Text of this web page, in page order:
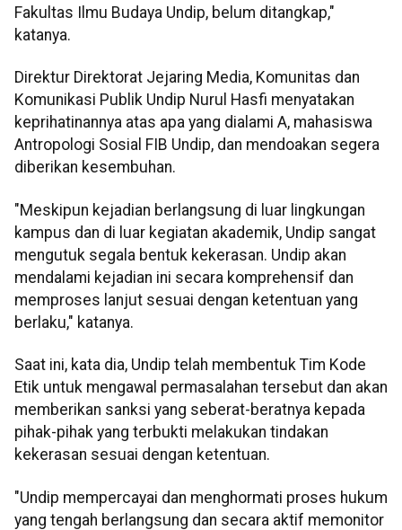
Fakultas Ilmu Budaya Undip, belum ditangkap,"
katanya.
Direktur Direktorat Jejaring Media, Komunitas dan
Komunikasi Publik Undip Nurul Hasfi menyatakan
keprihatinannya atas apa yang dialami A, mahasiswa
Antropologi Sosial FIB Undip, dan mendoakan segera
diberikan kesembuhan.
"Meskipun kejadian berlangsung di luar lingkungan
kampus dan di luar kegiatan akademik, Undip sangat
mengutuk segala bentuk kekerasan. Undip akan
mendalami kejadian ini secara komprehensif dan
memproses lanjut sesuai dengan ketentuan yang
berlaku," katanya.
Saat ini, kata dia, Undip telah membentuk Tim Kode
Etik untuk mengawal permasalahan tersebut dan akan
memberikan sanksi yang seberat-beratnya kepada
pihak-pihak yang terbukti melakukan tindakan
kekerasan sesuai dengan ketentuan.
"Undip mempercayai dan menghormati proses hukum
yang tengah berlangsung dan secara aktif memonitor